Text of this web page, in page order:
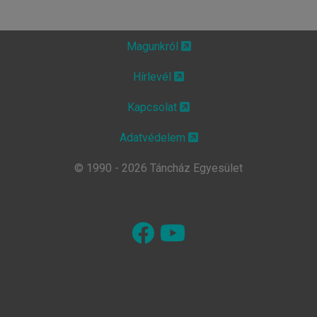
Magunkról
Hírlevél
Kapcsolat
Adatvédelem
© 1990 - 2026 Táncház Egyesület